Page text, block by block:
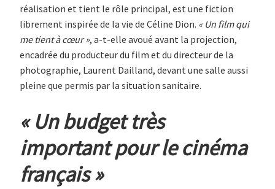
réalisation et tient le rôle principal, est une fiction
librement inspirée de la vie de Céline Dion. « Un film qui
me tient à cœur », a-t-elle avoué avant la projection,
encadrée du producteur du film et du directeur de la
photographie, Laurent Dailland, devant une salle aussi
pleine que permis par la situation sanitaire.
« Un budget très
important pour le cinéma
français »